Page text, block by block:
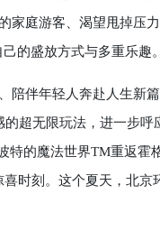
家庭游客、渴望甩掉压
的盛放方式与多重乐趣。
伴年轻人奔赴人生新篇
超无限玩法，进一步
特的魔法世界TM重返
时刻。这个夏天，北